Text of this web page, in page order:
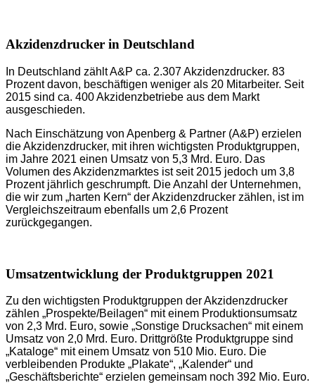
Akzidenzdrucker in Deutschland
In Deutschland zählt A&P ca. 2.307 Akzidenzdrucker. 83
Prozent davon, beschäftigen weniger als 20 Mitarbeiter. Seit
2015 sind ca. 400 Akzidenzbetriebe aus dem Markt
ausgeschieden.
Nach Einschätzung von Apenberg & Partner (A&P) erzielen
die Akzidenzdrucker, mit ihren wichtigsten Produktgruppen,
im Jahre 2021 einen Umsatz von 5,3 Mrd. Euro. Das
Volumen des Akzidenzmarktes ist seit 2015 jedoch um 3,8
Prozent jährlich geschrumpft. Die Anzahl der Unternehmen,
die wir zum „harten Kern“ der Akzidenzdrucker zählen, ist im
Vergleichszeitraum ebenfalls um 2,6 Prozent
zurückgegangen.
Umsatzentwicklung der Produktgruppen 2021
Zu den wichtigsten Produktgruppen der Akzidenzdrucker
zählen „Prospekte/Beilagen“ mit einem Produktionsumsatz
von 2,3 Mrd. Euro, sowie „Sonstige Drucksachen“ mit einem
Umsatz von 2,0 Mrd. Euro. Drittgrößte Produktgruppe sind
„Kataloge“ mit einem Umsatz von 510 Mio. Euro. Die
verbleibenden Produkte „Plakate“, „Kalender“ und
„Geschäftsberichte“ erzielen gemeinsam noch 392 Mio. Euro.